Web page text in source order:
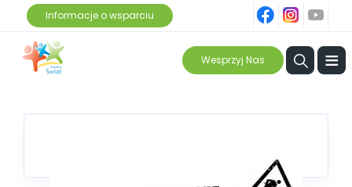
Informacje o wsparciu
ins
Wesprzyj Nas ≡